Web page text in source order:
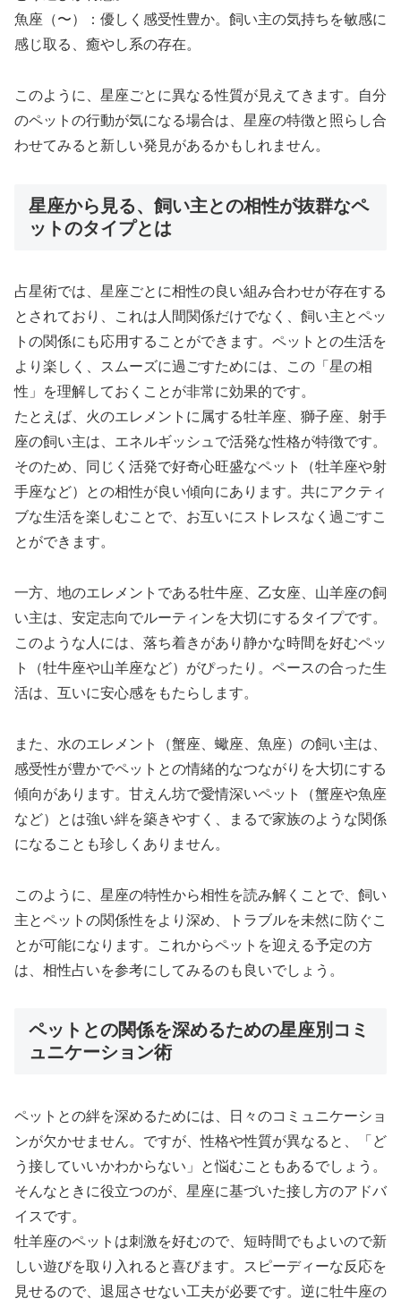
魚座（〜）：優しく感受性豊か。飼い主の気持ちを敏感に
感じ取る、癒やし系の存在。
このように、星座ごとに異なる性質が見えてきます。自分
のペットの行動が気になる場合は、星座の特徴と照らし合
わせてみると新しい発見があるかもしれません。
星座から見る、飼い主との相性が抜群なペ
ットのタイプとは
占星術では、星座ごとに相性の良い組み合わせが存在する
とされており、これは人間関係だけでなく、飼い主とペッ
トの関係にも応用することができます。ペットとの生活を
より楽しく、スムーズに過ごすためには、この「星の相
性」を理解しておくことが非常に効果的です。
たとえば、火のエレメントに属する牡羊座、獅子座、射手
座の飼い主は、エネルギッシュで活発な性格が特徴です。
そのため、同じく活発で好奇心旺盛なペット（牡羊座や射
手座など）との相性が良い傾向にあります。共にアクティ
ブな生活を楽しむことで、お互いにストレスなく過ごすこ
とができます。
一方、地のエレメントである牡牛座、乙女座、山羊座の飼
い主は、安定志向でルーティンを大切にするタイプです。
このような人には、落ち着きがあり静かな時間を好むペッ
ト（牡牛座や山羊座など）がぴったり。ペースの合った生
活は、互いに安心感をもたらします。
また、水のエレメント（蟹座、蠍座、魚座）の飼い主は、
感受性が豊かでペットとの情緒的なつながりを大切にする
傾向があります。甘えん坊で愛情深いペット（蟹座や魚座
など）とは強い絆を築きやすく、まるで家族のような関係
になることも珍しくありません。
このように、星座の特性から相性を読み解くことで、飼い
主とペットの関係性をより深め、トラブルを未然に防ぐこ
とが可能になります。これからペットを迎える予定の方
は、相性占いを参考にしてみるのも良いでしょう。
ペットとの関係を深めるための星座別コミ
ュニケーション術
ペットとの絆を深めるためには、日々のコミュニケーショ
ンが欠かせません。ですが、性格や性質が異なると、「ど
う接していいかわからない」と悩むこともあるでしょう。
そんなときに役立つのが、星座に基づいた接し方のアドバ
イスです。
牡羊座のペットは刺激を好むので、短時間でもよいので新
しい遊びを取り入れると喜びます。スピーディーな反応を
見せるので、退屈させない工夫が必要です。逆に牡牛座の